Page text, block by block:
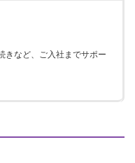
きなど、ご入社までサポー